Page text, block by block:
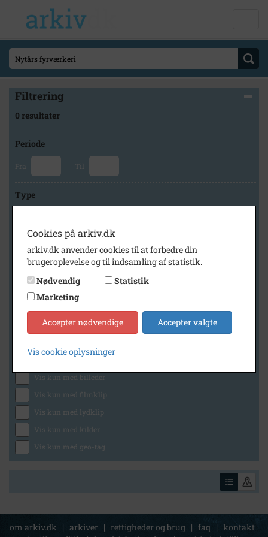
Filtrering
0 resultater
Periode
Fra Til
Type
Arkiv
Byhistorisk Samling og Arkiv i Høje-Taastrup Kommune
Generelt
Vis kun med billeder
Vis kun med filmklip
Vis kun med lydklip
Vis kun med kilder
Vis kun med geo-tag
om arkiv.dk | arkiver | rettigheder og brug | faq | kontakt
Cookies på arkiv.dk
arkiv.dk anvender cookies til at forbedre din
brugeroplevelse og til indsamling af statistik.
Nødvendig
Statistik
Marketing
Accepter nødvendige Accepter valgte
Vis cookie oplysninger